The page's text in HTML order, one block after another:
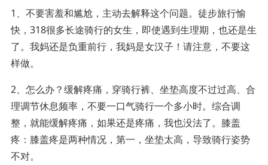
1、不要害羞和尴尬，主动去解释这个问题。徒步旅行愉
快，318很多长途骑行的女生，即使遇到生理期，也还是生
了。我妈还是负重前行，我妈是女汉子！请注意，不要这
样做。
2、怎么办？缓解疼痛，穿骑行裤、坐垫高度不过过高、合
理调节休息频率，不要一口气骑行一个多小时。综合调
整，就能缓解疼痛，如果还是疼痛，我也没法了。膝盖
疼：膝盖疼是两种情况，第一，坐垫太高，导致骑行姿势
不对。